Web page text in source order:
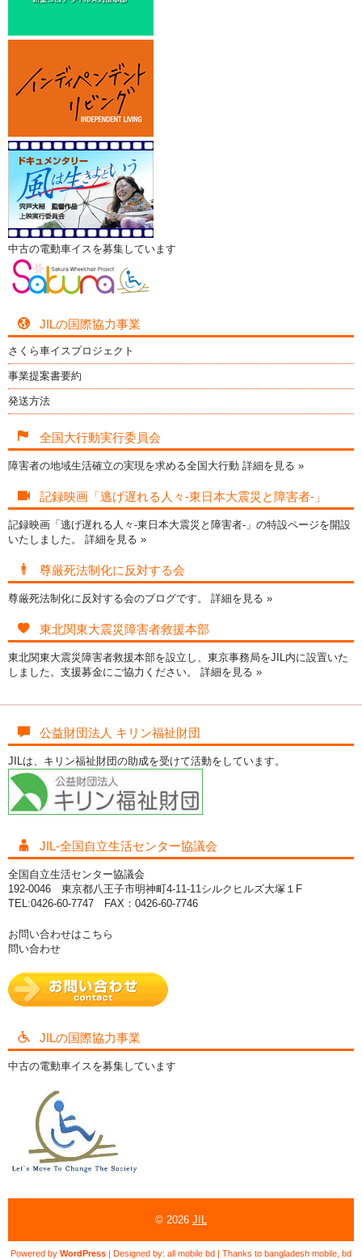
中古の電動車イスを募集しています
JILの国際協力事業
さくら車イスプロジェクト
事業提案書要約
発送方法
全国大行動実行委員会
障害者の地域生活確立の実現を求める全国大行動 詳細を見る »
記録映画「逃げ遅れる人々-東日本大震災と障害者-」
記録映画「逃げ遅れる人々-東日本大震災と障害者-」の特設ページを開設
いたしました。 詳細を見る »
尊厳死法制化に反対する会
尊厳死法制化に反対する会のブログです。 詳細を見る »
東北関東大震災障害者救援本部
東北関東大震災障害者救援本部を設立し、東京事務局をJIL内に設置いた
しました。支援募金にご協力ください。 詳細を見る »
公益財団法人 キリン福祉財団
JILは、キリン福祉財団の助成を受けて活動をしています。
JIL-全国自立生活センター協議会
全国自立生活センター協議会
192-0046 東京都八王子市明神町4-11-11シルクヒルズ大塚１F
TEL:0426-60-7747 FAX：0426-60-7746
お問い合わせはこちら
問い合わせ
JILの国際協力事業
中古の電動車イスを募集しています
© 2026 JIL
Powered by WordPress | Designed by: all mobile bd | Thanks to bangladesh mobile bd